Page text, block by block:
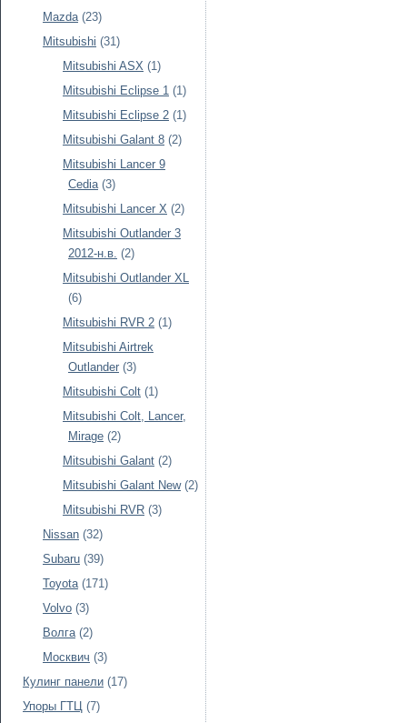
Mazda (23)
Mitsubishi (31)
Mitsubishi ASX (1)
Mitsubishi Eclipse 1 (1)
Mitsubishi Eclipse 2 (1)
Mitsubishi Galant 8 (2)
Mitsubishi Lancer 9
Cedia (3)
Mitsubishi Lancer X (2)
Mitsubishi Outlander 3
2012-н.в. (2)
Mitsubishi Outlander XL
(6)
Mitsubishi RVR 2 (1)
Mitsubishi Airtrek
Outlander (3)
Mitsubishi Colt (1)
Mitsubishi Colt, Lancer,
Mirage (2)
Mitsubishi Galant (2)
Mitsubishi Galant New (2)
Mitsubishi RVR (3)
Nissan (32)
Subaru (39)
Toyota (171)
Volvo (3)
Волга (2)
Москвич (3)
Кулинг панели (17)
Упоры ГТЦ (7)